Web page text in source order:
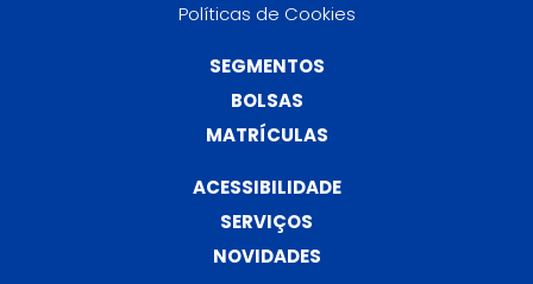
Políticas de Cookies
SEGMENTOS
BOLSAS
MATRÍCULAS
ACESSIBILIDADE
SERVIÇOS
NOVIDADES